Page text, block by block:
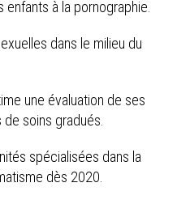
à la pornographie.
dans le milieu du
une évaluation de ses
soins gradués.
spécialisées dans la
dès 2020.